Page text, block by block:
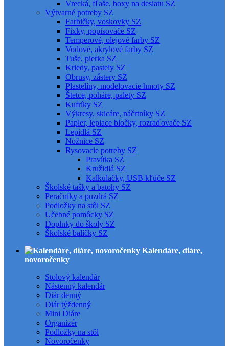
Vrecká, fľaše, boxy na desiatu SZ
Výtvarné potreby SZ
Farbičky, voskovky SZ
Fixky, popisovače SZ
Temperové, olejové farby SZ
Vodové, akrylové farby SZ
Tuše, pierka SZ
Kriedy, pastely SZ
Obrusy, zástery SZ
Plastelíny, modelovacie hmoty SZ
Štetce, poháre, palety SZ
Kufríky SZ
Výkresy, skicáre, náčrtníky SZ
Papier, lepiace bločky, rozraďovače SZ
Lepidlá SZ
Nožnice SZ
Rysovacie potreby SZ
Pravítka SZ
Kružidlá SZ
Kalkulačky, USB kľúče SZ
Školské tašky a batohy SZ
Peračníky a puzdrá SZ
Podložky na stôl SZ
Učebné pomôcky SZ
Doplnky do školy SZ
Školské balíčky SZ
Kalendáre, diáre,
novoročenky
Stolový kalendár
Nástenný kalendár
Diár denný
Diár týždenný
Mini Diáre
Organizér
Podložky na stôl
Novoročenky